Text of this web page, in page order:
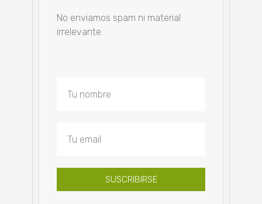
No enviamos spam ni material
irrelevante.
SUSCRIBIRSE